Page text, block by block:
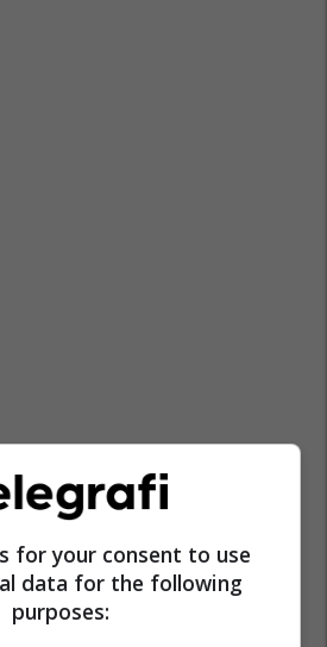
for your consent to use
data for the following
purposes: